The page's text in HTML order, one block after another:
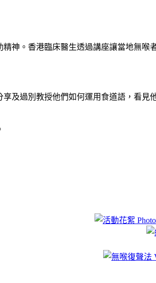
神。香港臨床醫生透過講座讓當地無喉
及過別教授他們如何運用食道語，看見